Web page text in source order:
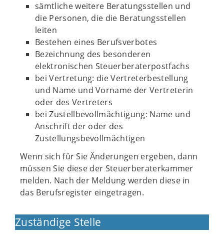
sämtliche weitere Beratungsstellen und
die Personen, die die Beratungsstellen
leiten
Bestehen eines Berufsverbotes
Bezeichnung des besonderen
elektronischen Steuerberaterpostfachs
bei Vertretung: die Vertreterbestellung
und Name und Vorname der Vertreterin
oder des Vertreters
bei Zustellbevollmächtigung: Name und
Anschrift der oder des
Zustellungsbevollmächtigen
Wenn sich für Sie Änderungen ergeben, dann
müssen Sie diese der Steuerberaterkammer
melden. Nach der Meldung werden diese in
das Berufsregister eingetragen.
Zuständige Stelle